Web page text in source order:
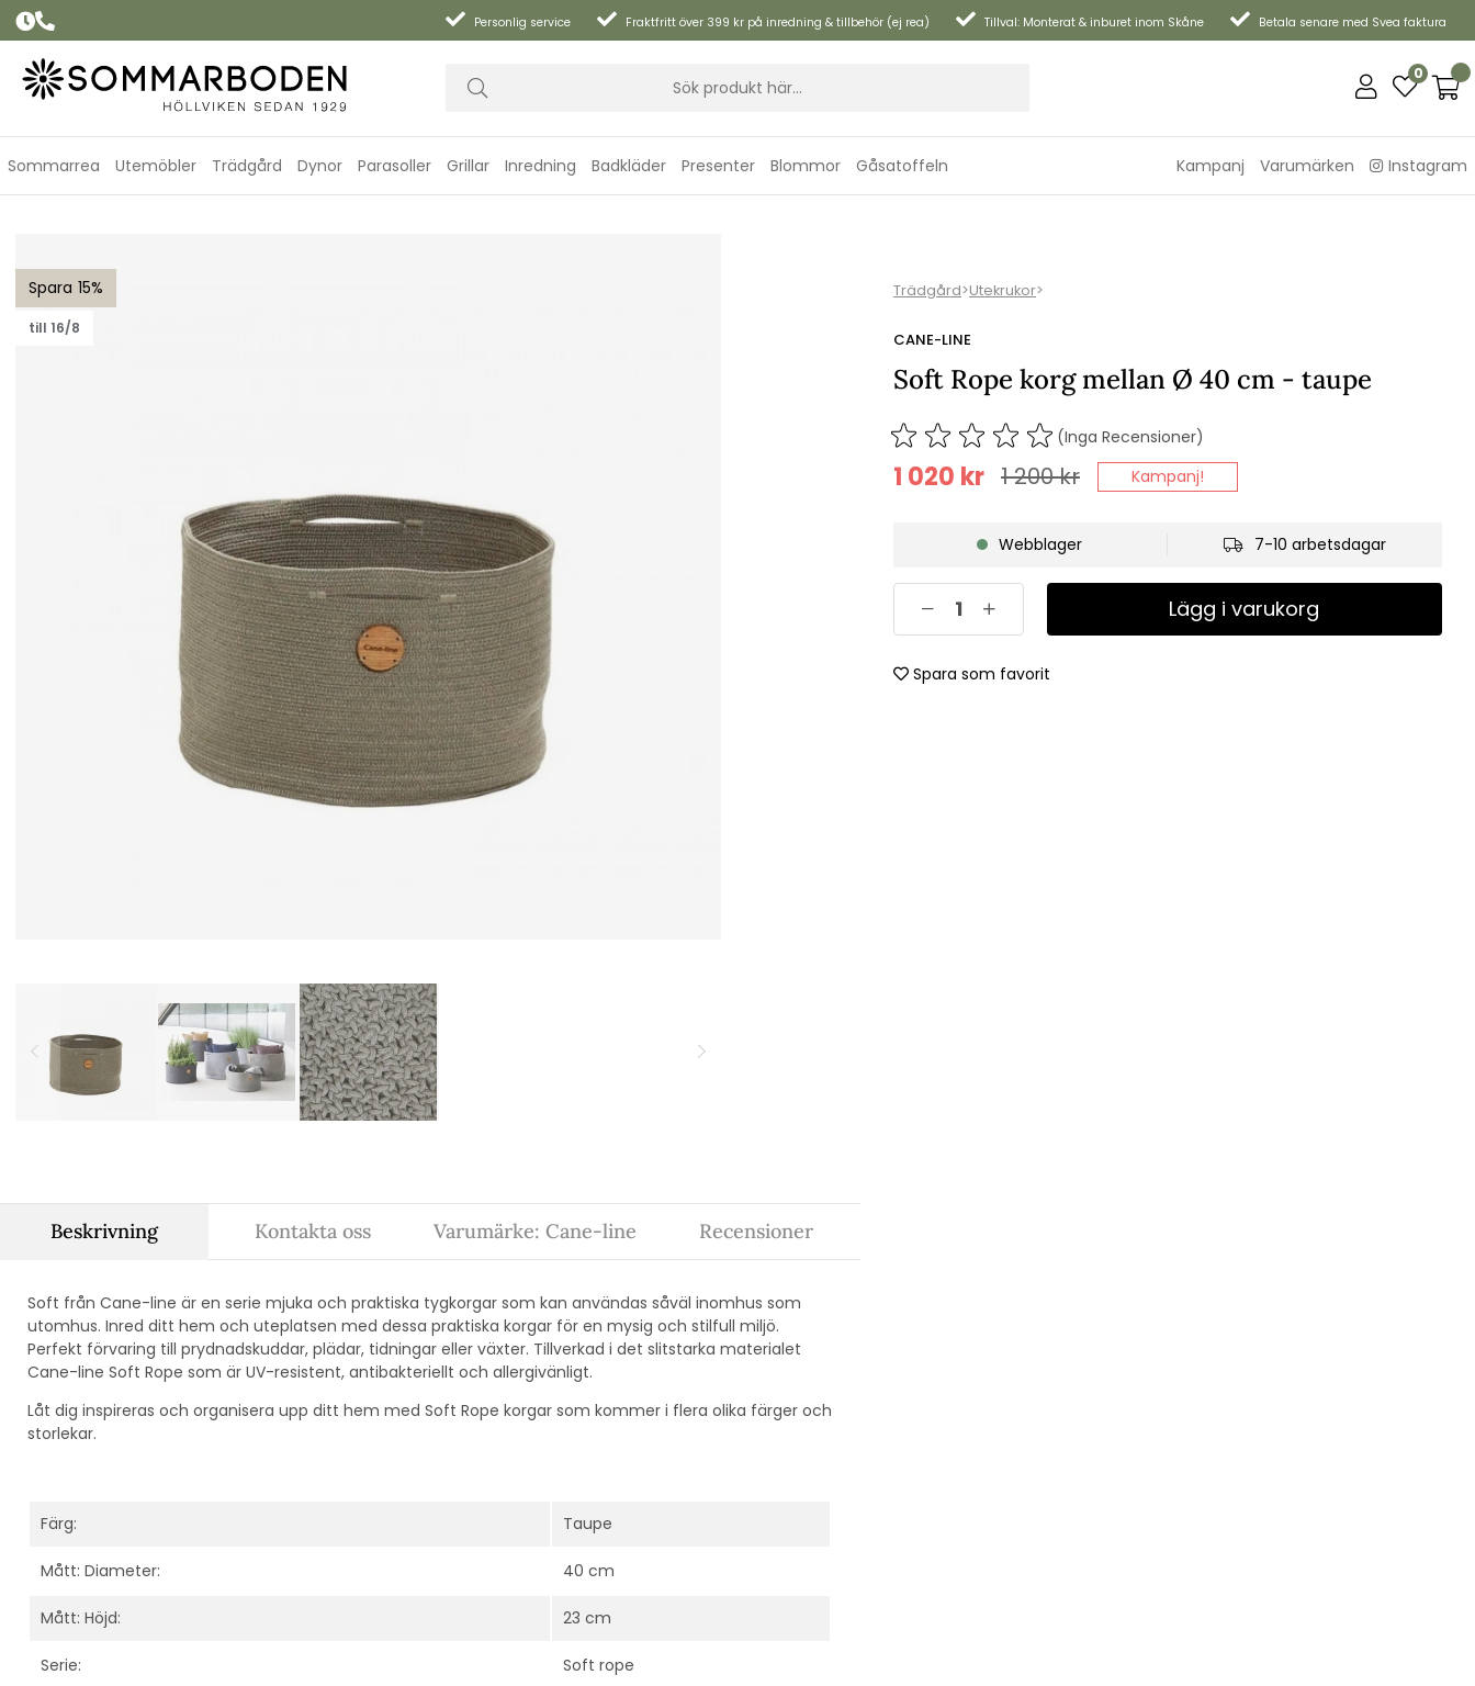
Personlig service Fraktfritt över 399 kr på inredning & tillbehör (ej rea) Tillval: Monterat & inburet inom Skåne Betala senare med Svea faktura
0
Sommarrea Utemöbler Trädgård Dynor Parasoller Grillar Inredning Badkläder Presenter Blommor Gåsatoffeln Kampanj Varumärken Instagram
15
till 16/8
Trädgård>Utekrukor>
CANE-LINE
Soft Rope korg mellan Ø 40 cm - taupe
(Inga Recensioner)
1 200kr
1 020 kr Kampanj!
Webblager 7-10 arbetsdagar
Lägg i varukorg
Spara som favorit
Beskrivning
Soft från Cane-line är en serie mjuka och praktiska tygkorgar som kan användas såväl inomhus som
utomhus. Inred ditt hem och uteplatsen med dessa praktiska korgar för en mysig och stilfull miljö.
Perfekt förvaring till prydnadskuddar, plädar, tidningar eller växter. Tillverkad i det slitstarka materialet
Cane-line Soft Rope som är UV-resistent, antibakteriellt och allergivänligt.
Låt dig inspireras och organisera upp ditt hem med Soft Rope korgar som kommer i flera olika färger och
storlekar.
Färg: Taupe
Mått: Diameter: 40 cm
Mått: Höjd: 23 cm
Serie: Soft rope
Kontakta oss Varumärke: Cane-line Recensioner